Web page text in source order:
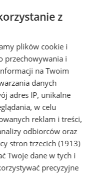
Tychach
z
plików cookie i
przechowywania i
na Twoim
danych
adres IP, unikalne
w celu
reklam i treści,
odbiorców oraz
stron trzecich (1913)
Twoje dane w tych i
precyzyjne